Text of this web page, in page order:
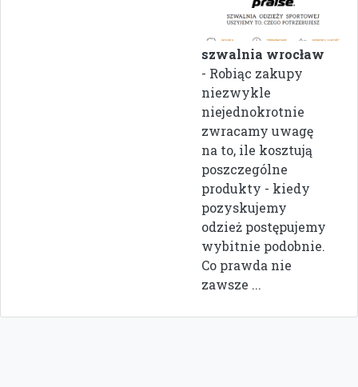
szwalnia wrocław
- Robiąc zakupy
niezwykle
niejednokrotnie
zwracamy uwagę
na to, ile kosztują
poszczególne
produkty - kiedy
pozyskujemy
odzież postępujemy
wybitnie podobnie.
Co prawda nie
zawsze ...